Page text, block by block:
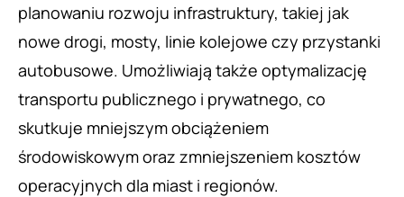
planowaniu rozwoju infrastruktury, takiej jak
nowe drogi, mosty, linie kolejowe czy przystanki
autobusowe. Umożliwiają także optymalizację
transportu publicznego i prywatnego, co
skutkuje mniejszym obciążeniem
środowiskowym oraz zmniejszeniem kosztów
operacyjnych dla miast i regionów.